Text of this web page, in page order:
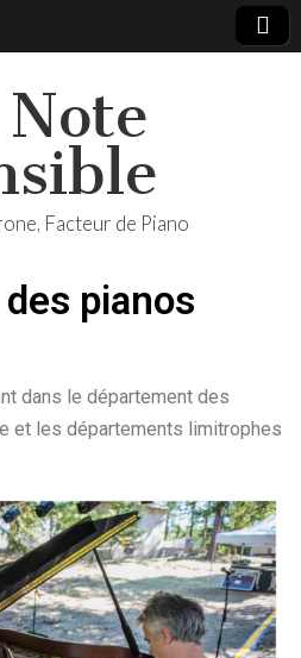
Facteur de Piano
pianos
dans le département des
et les départements limitrophes